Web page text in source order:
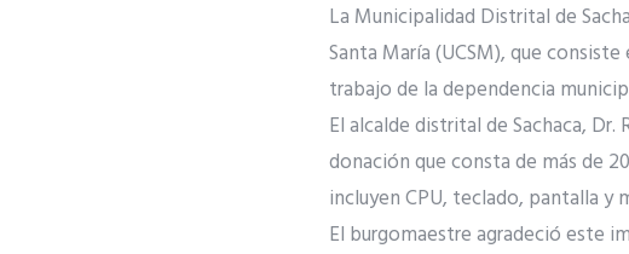
La Municipalidad Distrital de
Santa María (UCSM), que
trabajo de la dependencia
El alcalde distrital de Sachaca,
donación que consta de más de
incluyen CPU, teclado, pantalla y
El burgomaestre agradeció este